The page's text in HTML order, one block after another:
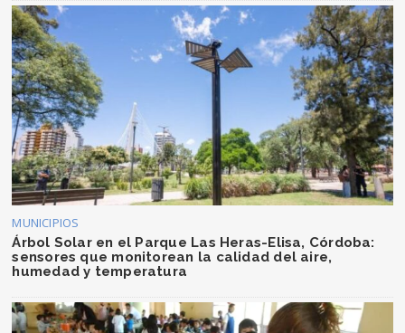
MUNICIPIOS
Árbol Solar en el Parque Las Heras-Elisa, Córdoba:
sensores que monitorean la calidad del aire,
humedad y temperatura